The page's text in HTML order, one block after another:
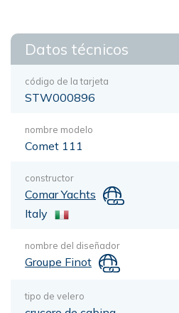
Datos técnicos
código de la tarjeta
STW000896
nombre modelo
Comet 111
constructor
Comar Yachts
Italy
nombre del diseñador
Groupe Finot
tipo de velero